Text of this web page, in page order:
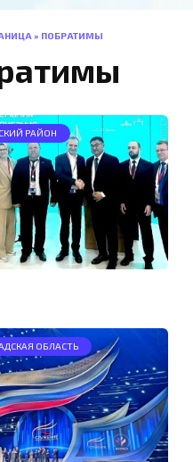
» ПОБРАТИМЫ
РАЙОН
ОБЛАСТЬ